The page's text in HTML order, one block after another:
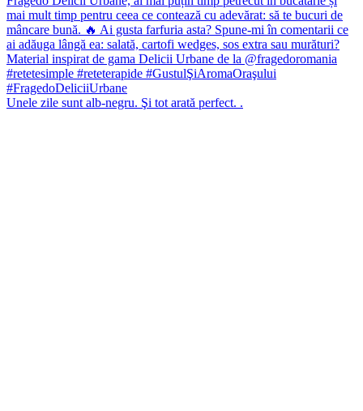
Unele zile sunt alb-negru. Şi tot arată perfect. .